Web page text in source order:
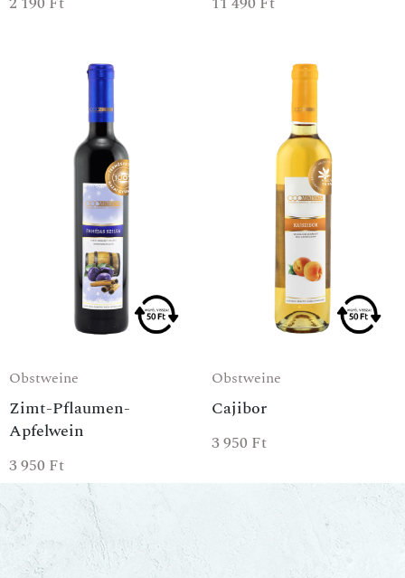
Obstweine
Zimt-Pflaumen-
Apfelwein
3 950 Ft
Obstweine
Cajibor
3 950 Ft